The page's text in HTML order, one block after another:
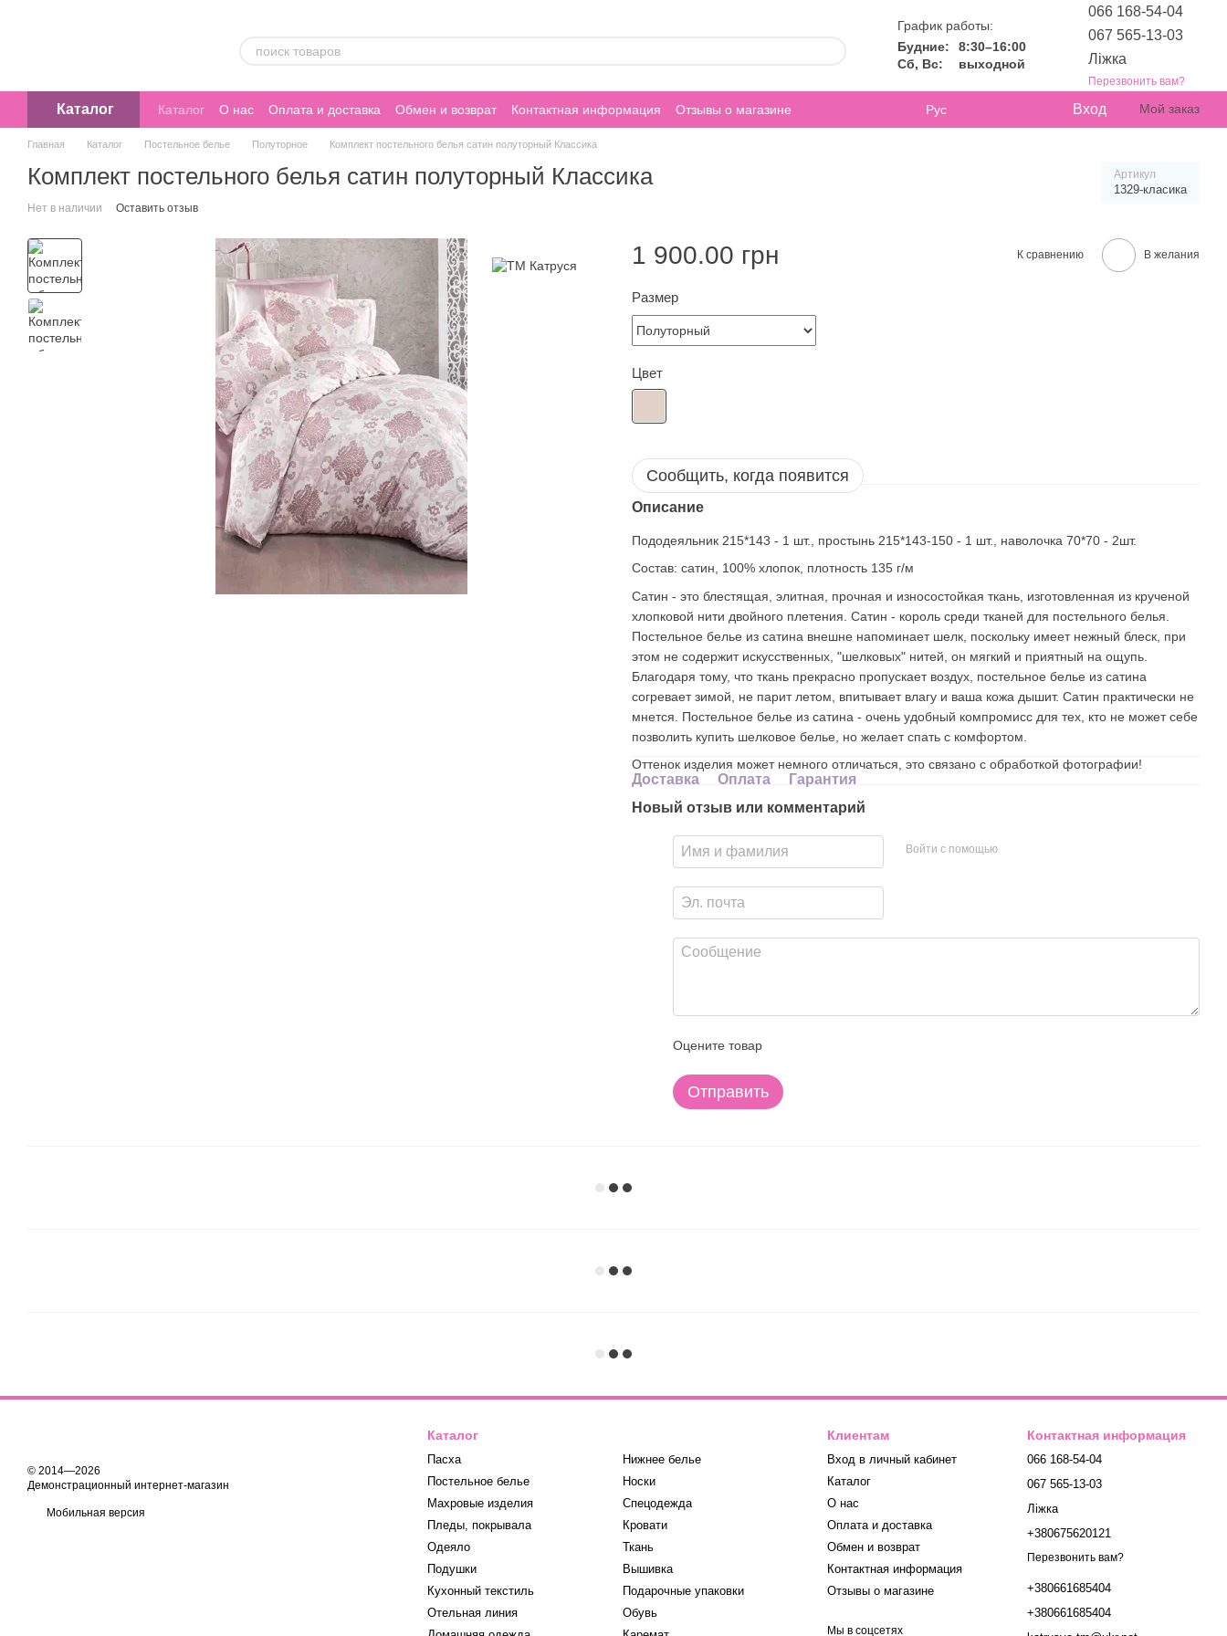
График работы:
Будние:
8:30–16:00
Сб, Вс:
выходной
066 168-54-04
067 565-13-03
Ліжка
Перезвонить вам?
Каталог Каталог О нас Оплата и доставка Обмен и возврат Контактная информация Отзывы о магазине Рус Вход Мой заказ
Главная Каталог Постельное белье Полуторное Комплект постельного белья сатин полуторный Классика
Комплект постельного белья сатин полуторный Классика Артикул
1329-класика
Нет в наличии Оставить отзыв
1 900.00 грн К сравнению В желания
Размер
Цвет
Сообщить, когда появится
Описание
Пододеяльник 215*143 - 1 шт., простынь 215*143-150 - 1 шт., наволочка 70*70 - 2шт.
Состав: сатин, 100% хлопок, плотность 135 г/м
Сатин - это блестящая, элитная, прочная и износостойкая ткань, изготовленная из крученой
хлопковой нити двойного плетения. Сатин - король среди тканей для постельного белья.
Постельное белье из сатина внешне напоминает шелк, поскольку имеет нежный блеск, при
этом не содержит искусственных, "шелковых" нитей, он мягкий и приятный на ощупь.
Благодаря тому, что ткань прекрасно пропускает воздух, постельное белье из сатина
согревает зимой, не парит летом, впитывает влагу и ваша кожа дышит. Сатин практически не
мнется. Постельное белье из сатина - очень удобный компромисс для тех, кто не может себе
позволить купить шелковое белье, но желает спать с комфортом.
Оттенок изделия может немного отличаться, это связано с обработкой фотографии!
Доставка Оплата
Гарантия
Новый отзыв или комментарий
Войти с помощью
Оцените товар
Отправить
© 2014—2026
Демонстрационный интернет-магазин
Мобильная версия
Каталог
Пасха
Постельное белье
Махровые изделия
Пледы, покрывала
Одеяло
Подушки
Кухонный текстиль
Отельная линия
Нижнее белье
Носки
Спецодежда
Кровати
Ткань
Вышивка
Подарочные упаковки
Обувь
Клиентам
Вход в личный кабинет
Каталог
О нас
Оплата и доставка
Обмен и возврат
Контактная информация
Отзывы о магазине
Мы в соцсетях
Контактная информация
066 168-54-04
067 565-13-03
Ліжка
+380675620121
Перезвонить вам?
+380661685404
+380661685404